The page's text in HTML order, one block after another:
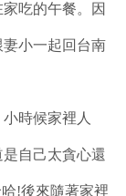
吃的午餐。因
小一起回台南
時候家裡人
自己太貪心還
!後來隨著家裡